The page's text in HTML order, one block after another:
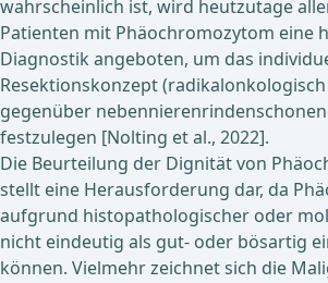
wahrscheinlich ist, wird heutzutage
Patienten mit Phäochromozytom eine
Diagnostik angeboten, um das
Resektionskonzept
gegenüber
festzulegen [Nolting et al., 2022].
Die Beurteilung der Dignität von
stellt eine Herausforderung dar, da
aufgrund histopathologischer oder
nicht eindeutig als gut- oder bösartig
können. Vielmehr zeichnet sich die